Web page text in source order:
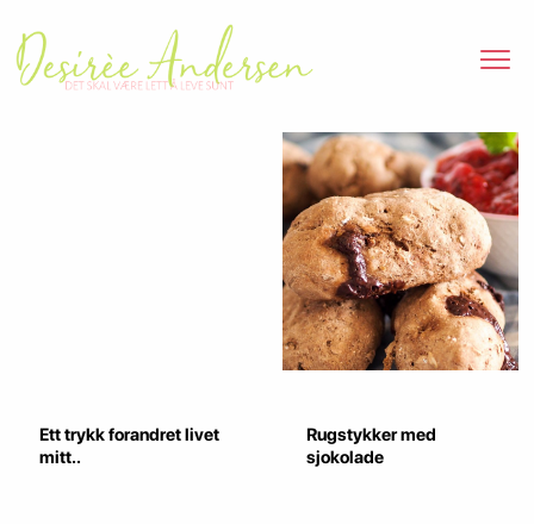
Ett trykk forandret livet
mitt..
Rugstykker med
sjokolade